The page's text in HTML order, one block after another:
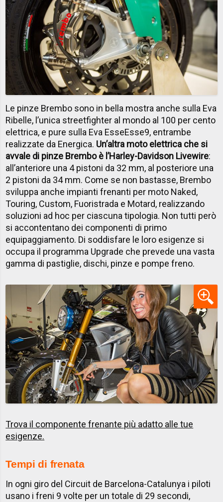
Le pinze Brembo sono in bella mostra anche sulla Eva
Ribelle, l’unica streetfighter al mondo al 100 per cento
elettrica, e pure sulla Eva EsseEsse9, entrambe
realizzate da Energica. Un’altra moto elettrica che si
avvale di pinze Brembo è l’Harley-Davidson Livewire:
all’anteriore una 4 pistoni da 32 mm, al posteriore una
2 pistoni da 34 mm. Come se non bastasse, Brembo
sviluppa anche impianti frenanti per moto Naked,
Touring, Custom, Fuoristrada e Motard, realizzando
soluzioni ad hoc per ciascuna tipologia. Non tutti però
si accontentano dei componenti di primo
equipaggiamento. Di soddisfare le loro esigenze si
occupa il programma Upgrade che prevede una vasta
gamma di pastiglie, dischi, pinze e pompe freno. ​
Trova il componente frenante più adatto alle tue
esigenze​.​​
Tempi di frenata
In ogni giro del Circuit de Barcelona-Catalunya i piloti
usano i freni 9 volte per un totale di 29 secondi,